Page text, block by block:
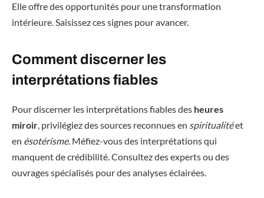
Elle offre des opportunités pour une transformation
intérieure. Saisissez ces signes pour avancer.
Comment discerner les
interprétations fiables
Pour discerner les interprétations fiables des heures
miroir , privilégiez des sources reconnues en spiritualitéet
en ésotérisme. Méfiez-vous des interprétations qui
manquent de crédibilité. Consultez des experts ou des
ouvrages spécialisés pour des analyses éclairées.